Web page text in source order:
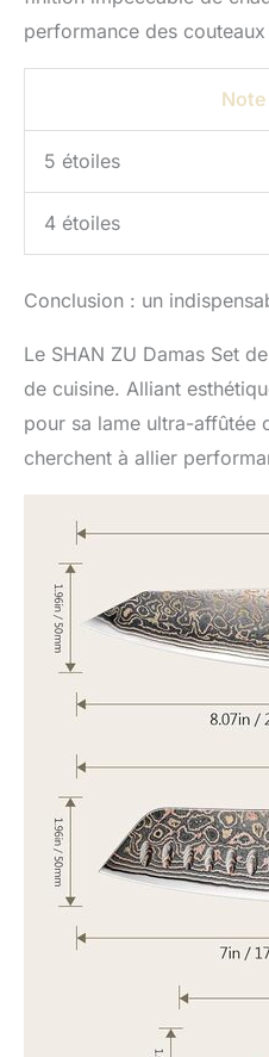
performance des
Note
5 étoiles
4 étoiles
Conclusion : un
Le SHAN ZU Damas Set
de cuisine. Alliant
pour sa lame ultra-affûtée
cherchent à allier